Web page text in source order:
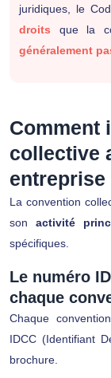
juridiques, le
droits que la
généralement
Comment
collective
entreprise
La convention
sonactivité
spécifiques.
Le numéro
chaque
Chaque
IDCC (Identifiant
brochure